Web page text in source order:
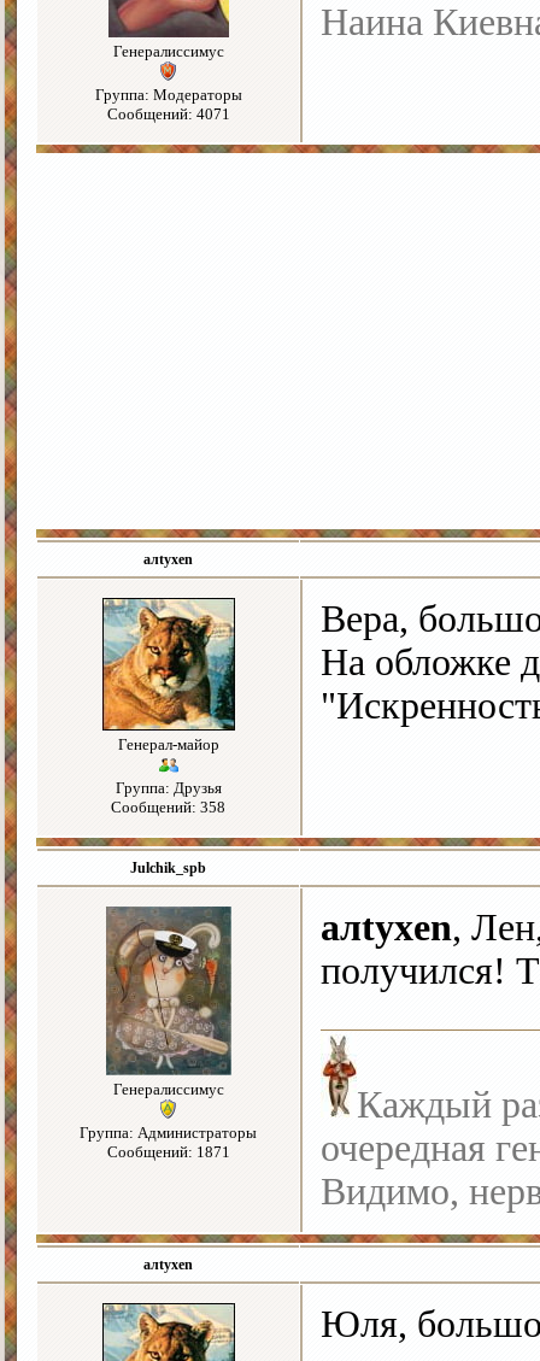
Генералиссимус
Группа: Модераторы
Сообщений: 4071
Наина
алtyxen
Генерал-майор
Группа: Друзья
Сообщений: 358
Вера,
На обложке
Julchik_spb
Генералиссимус
Группа: Администраторы
Сообщений: 1871
алtyxen,
получился!
Каждый
очередная
Видимо,
алtyxen
Юля,